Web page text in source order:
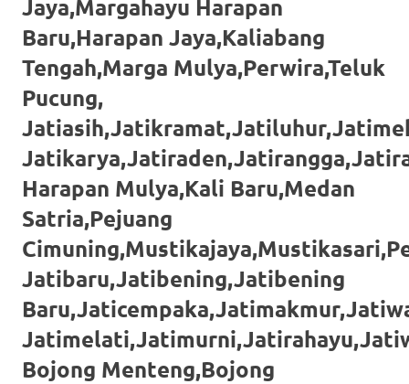
the
facts
https://www.stockswatches.com
anchor
https://
check
this
link
right
here
now
Jaya,Margahayu Harapan
Baru,Harapan Jaya,Kaliabang
Tengah,Marga Mulya,Perwira,Teluk
Pucung,
Harapan Mulya,Kali Baru,Medan
Satria,Pejuang
Jatibaru,Jatibening,Jatibening
Bojong Menteng,Bojong